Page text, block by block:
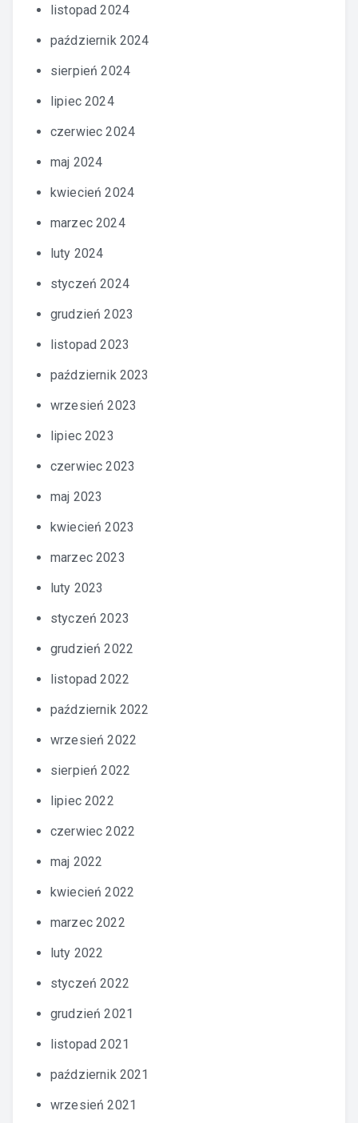
listopad 2024
październik 2024
sierpień 2024
lipiec 2024
czerwiec 2024
maj 2024
kwiecień 2024
marzec 2024
luty 2024
styczeń 2024
grudzień 2023
listopad 2023
październik 2023
wrzesień 2023
lipiec 2023
czerwiec 2023
maj 2023
kwiecień 2023
marzec 2023
luty 2023
styczeń 2023
grudzień 2022
listopad 2022
październik 2022
wrzesień 2022
sierpień 2022
lipiec 2022
czerwiec 2022
maj 2022
kwiecień 2022
marzec 2022
luty 2022
styczeń 2022
grudzień 2021
listopad 2021
październik 2021
wrzesień 2021